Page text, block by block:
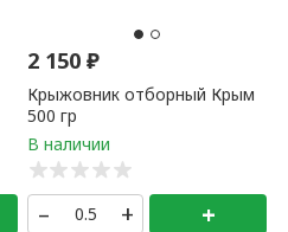
2 150₽
Крыжовник отборный Крым
500 гр
– + +